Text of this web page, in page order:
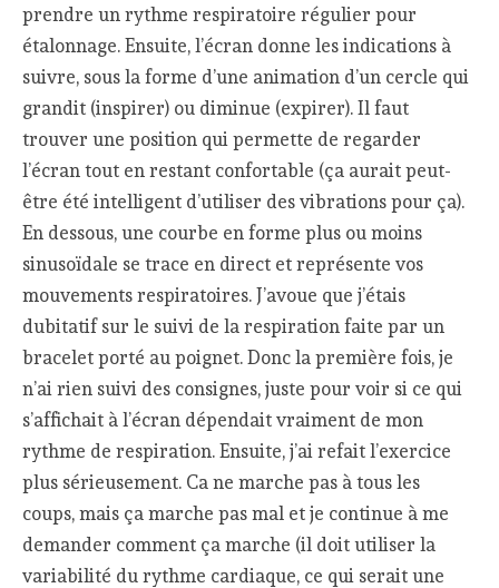
prendre un rythme respiratoire régulier pour
étalonnage. Ensuite, l’écran donne les indications à
suivre, sous la forme d’une animation d’un cercle qui
grandit (inspirer) ou diminue (expirer). Il faut
trouver une position qui permette de regarder
l’écran tout en restant confortable (ça aurait peut-
être été intelligent d’utiliser des vibrations pour ça).
En dessous, une courbe en forme plus ou moins
sinusoïdale se trace en direct et représente vos
mouvements respiratoires. J’avoue que j’étais
dubitatif sur le suivi de la respiration faite par un
bracelet porté au poignet. Donc la première fois, je
n’ai rien suivi des consignes, juste pour voir si ce qui
s’affichait à l’écran dépendait vraiment de mon
rythme de respiration. Ensuite, j’ai refait l’exercice
plus sérieusement. Ca ne marche pas à tous les
coups, mais ça marche pas mal et je continue à me
demander comment ça marche (il doit utiliser la
variabilité du rythme cardiaque, ce qui serait une